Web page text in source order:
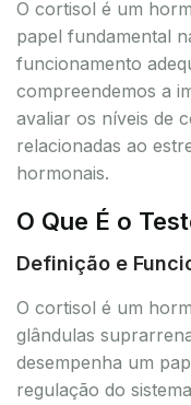
O cortisol é um
papel fundamental
funcionamento
compreendemos a
avaliar os níveis de
relacionadas ao
hormonais.
O Que É o
Definição e
O cortisol é um
glândulas
desempenha um
regulação do